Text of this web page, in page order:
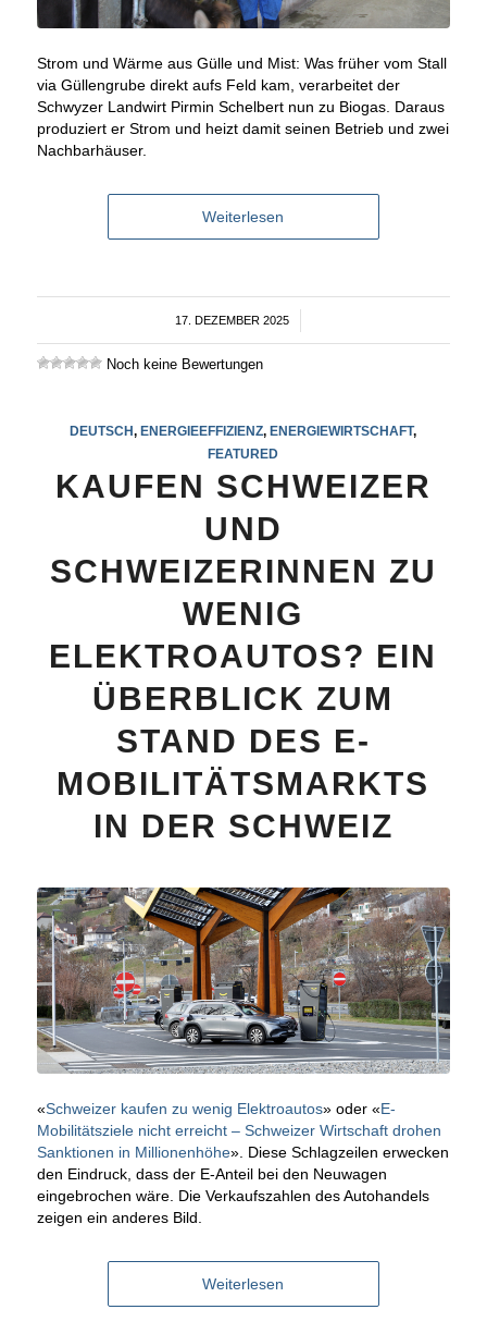
Strom und Wärme aus Gülle und Mist: Was früher vom Stall
via Güllengrube direkt aufs Feld kam, verarbeitet der
Schwyzer Landwirt Pirmin Schelbert nun zu Biogas. Daraus
produziert er Strom und heizt damit seinen Betrieb und zwei
Nachbarhäuser.
Weiterlesen
17. DEZEMBER 2025
/
Noch keine Bewertungen
DEUTSCH,ENERGIEEFFIZIENZ,ENERGIEWIRTSCHAFT,
FEATURED
KAUFEN SCHWEIZER
UND
SCHWEIZERINNEN ZU
WENIG
ELEKTROAUTOS? EIN
ÜBERBLICK ZUM
STAND DES E-
MOBILITÄTSMARKTS
IN DER SCHWEIZ
«Schweizer kaufen zu wenig Elektroautos» oder «E-
Mobilitätsziele nicht erreicht – Schweizer Wirtschaft drohen
Sanktionen in Millionenhöhe». Diese Schlagzeilen erwecken
den Eindruck, dass der E-Anteil bei den Neuwagen
eingebrochen wäre. Die Verkaufszahlen des Autohandels
zeigen ein anderes Bild.
Weiterlesen